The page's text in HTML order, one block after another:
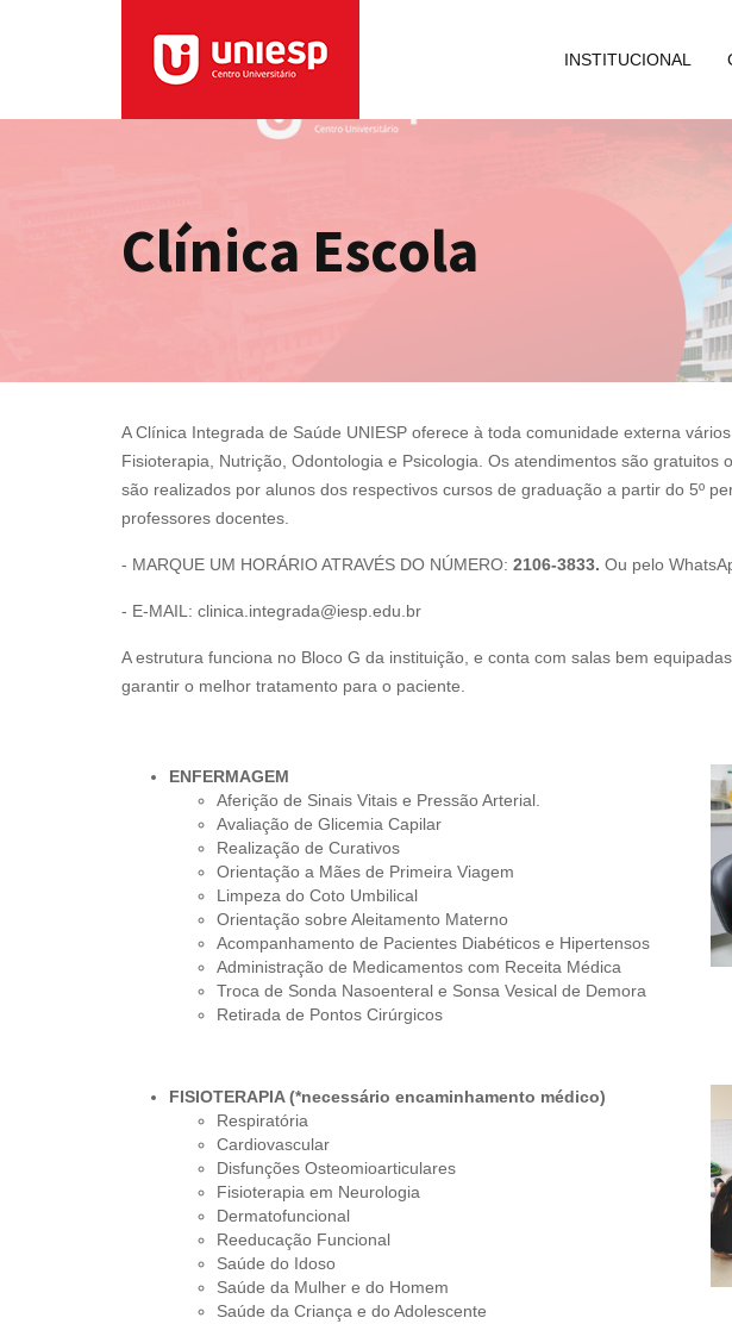
INSTITUCIONAL
Clínica Escola
A Clínica Integrada de Saúde UNIESP oferece à toda comunidade externa
Fisioterapia, Nutrição, Odontologia e Psicologia. Os atendimentos são gratuitos
são realizados por alunos dos respectivos cursos de graduação a partir do 5º
professores docentes.
- MARQUE UM HORÁRIO ATRAVÉS DO NÚMERO: 2106-3833. Ou pelo
- E-MAIL: clinica.integrada@iesp.edu.br
A estrutura funciona no Bloco G da instituição, e conta com salas bem
garantir o melhor tratamento para o paciente.
ENFERMAGEM
Aferição de Sinais Vitais e Pressão Arterial.
Avaliação de Glicemia Capilar
Realização de Curativos
Orientação a Mães de Primeira Viagem
Limpeza do Coto Umbilical
Orientação sobre Aleitamento Materno
Acompanhamento de Pacientes Diabéticos e Hipertensos
Administração de Medicamentos com Receita Médica
Troca de Sonda Nasoenteral e Sonsa Vesical de Demora
Retirada de Pontos Cirúrgicos
FISIOTERAPIA (*necessário encaminhamento médico)
Respiratória
Cardiovascular
Disfunções Osteomioarticulares
Fisioterapia em Neurologia
Dermatofuncional
Reeducação Funcional
Saúde do Idoso
Saúde da Mulher e do Homem
Saúde da Criança e do Adolescente